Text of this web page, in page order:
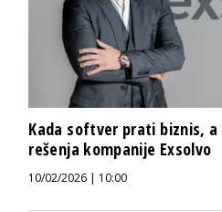
Kada softver prati biznis, a
rešenja kompanije Exsolvo
10/02/2026 | 10:00